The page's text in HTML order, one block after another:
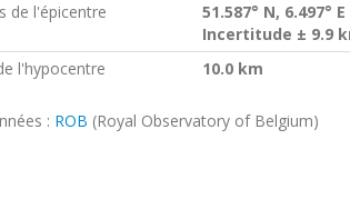
de l'épicentre
51.587° N, 6.497° E
Incertitude ± 9.9
l'hypocentre
10.0 km
: ROB (Royal Observatory of Belgium)